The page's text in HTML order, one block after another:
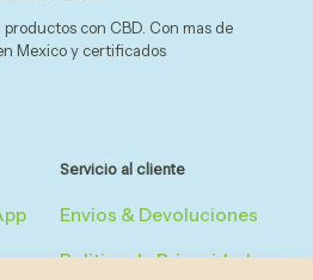
con CBD. Con mas de
Mexico y certificados
Servicio al cliente
Envios & Devoluciones
Politica de Privacidad